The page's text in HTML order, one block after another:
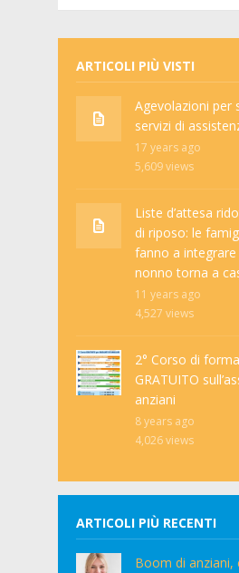
Aquileia…
ARTICOLI PIÙ VISTI
Agevolazioni per
servizi di
17 years ago
5,609views
Liste d’attesa
di riposo: le
fanno a integrare
nonno torna a
11 years ago
4,527 views
2° Corso di
GRATUITO
anziani
8 years ago
4,026views
ARTICOLI PIÙ RECENTI
Boom di anziani,